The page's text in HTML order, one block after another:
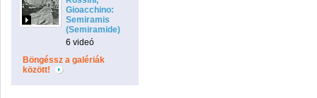
Gioacchino:
Semiramis
(Semiramide)
6 videó
Böngéssz a galériák
között!